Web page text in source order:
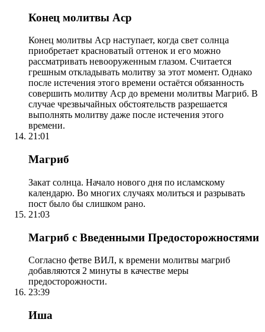
Конец молитвы Аср
Конец молитвы Аср наступает, когда свет солнца
приобретает красноватый оттенок и его можно
рассматривать невооруженным глазом. Считается
грешным откладывать молитву за этот момент. Однако
после истечения этого времени остаётся обязанность
совершить молитву Аср до времени молитвы Магриб. В
случае чрезвычайных обстоятельств разрешается
выполнять молитву даже после истечения этого
времени.
21:01
Магриб
Закат солнца. Начало нового дня по исламскому
календарю. Во многих случаях молиться и разрывать
пост было бы слишком рано.
21:03
Магриб с Введенными Предосторожностями
Согласно фетве ВИЛ, к времени молитвы магриб
добавляются 2 минуты в качестве меры
предосторожности.
23:39
Иша